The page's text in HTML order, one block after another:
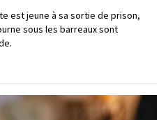
est jeune à sa sortie de prison,
sous les barreaux sont